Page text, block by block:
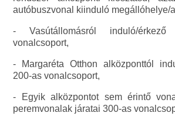
autóbuszvonal kiinduló megállóhelye/
- Vasútállomásról induló/
vonalcsoport,
- Margaréta Otthon alközponttól
200-as vonalcsoport,
- Egyik alközpontot sem érintő
peremvonalak járatai 300-as